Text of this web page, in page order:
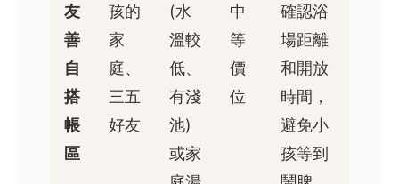
友
善
自
搭
帳
區
孩的
家
庭、
三五
好友
(水
溫較
低、
有淺
池)
或家
中
等
價
位
確認浴
場距離
和開放
時間，
避免小
孩等到